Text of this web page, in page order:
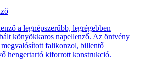
a legnépszerűbb, legrégebben
könyökkaros napellenző. Az öntvény
megvalósított falikonzol, billentő
hengertartó kiforrott konstrukció.